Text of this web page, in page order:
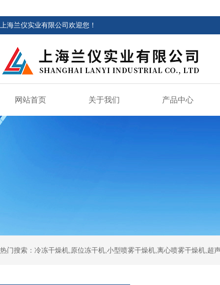
上海兰仪实业有限公司欢迎您！
网站首页 关于我们 产品中心
热门搜索：冷冻干燥机,原位冻干机,小型喷雾干燥机,离心喷雾干燥机,超